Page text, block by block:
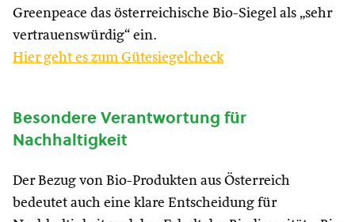
Greenpeace das österreichische Bio-Siegel als „sehr
vertrauenswürdig“ ein.
Hier geht es zum Gütesiegelcheck
Besondere Verantwortung für
Nachhaltigkeit
Der Bezug von Bio-Produkten aus Österreich
bedeutet auch eine klare Entscheidung für